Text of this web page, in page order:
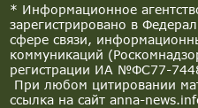
* Информационное
зарегистрировано в
сфере связи,
коммуникаций
регистрации ИА №ФС77-
При любом цитировании
ссылка на сайт anna-